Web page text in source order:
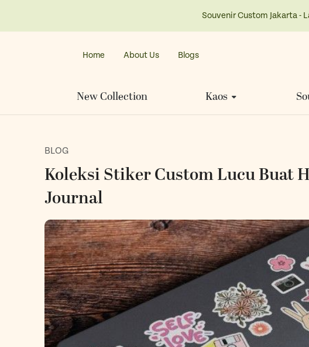
Souvenir Custom Jakarta -
Home About Us Blogs
New Collection Kaos
BLOG
Koleksi Stiker Custom Lucu Buat
Journal